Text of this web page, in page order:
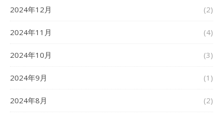
2024年12月 (2)
2024年11月 (4)
2024年10月 (3)
2024年9月 (1)
2024年8月 (2)